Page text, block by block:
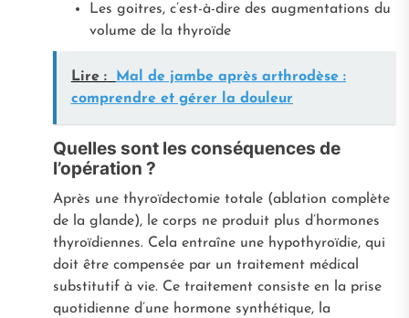
Les goitres, c’est-à-dire des augmentations du
volume de la thyroïde
Lire :
Mal de jambe après arthrodèse :
comprendre et gérer la douleur
Quelles sont les conséquences de
l’opération ?
Après une thyroïdectomie totale (ablation complète
de la glande), le corps ne produit plus d’hormones
thyroïdiennes. Cela entraîne une hypothyroïdie, qui
doit être compensée par un traitement médical
substitutif à vie. Ce traitement consiste en la prise
quotidienne d’une hormone synthétique, la